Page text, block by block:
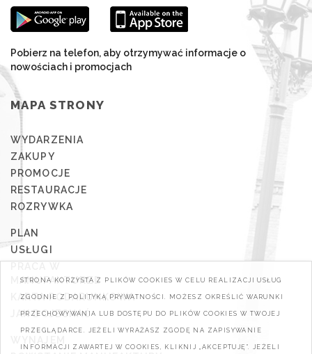
Pobierz na telefon, aby otrzymywać informacje o
nowościach i promocjach
MAPA STRONY
WYDARZENIA
ZAKUPY
PROMOCJE
RESTAURACJE
ROZRYWKA
PLAN
USŁUGI
MANUFAKTURZE
KARTA PODARUNKOWA
JAK DOJECHAĆ
STRONA KORZYSTA Z PLIKÓW COOKIES W CELU REALIZACJI USŁUG
ZGODNIE Z POLITYKĄ PRYWATNOŚCI. MOŻESZ OKREŚLIĆ WARUNKI
PRZECHOWYWANIA LUB DOSTĘPU DO PLIKÓW COOKIES W TWOJEJ
PRZEGLĄDARCE. JEŻELI WYRAŻASZ ZGODĘ NA ZAPISYWANIE
INFORMACJI ZAWARTEJ W COOKIES, KLIKNIJ „AKCEPTUJĘ". JEŻELI